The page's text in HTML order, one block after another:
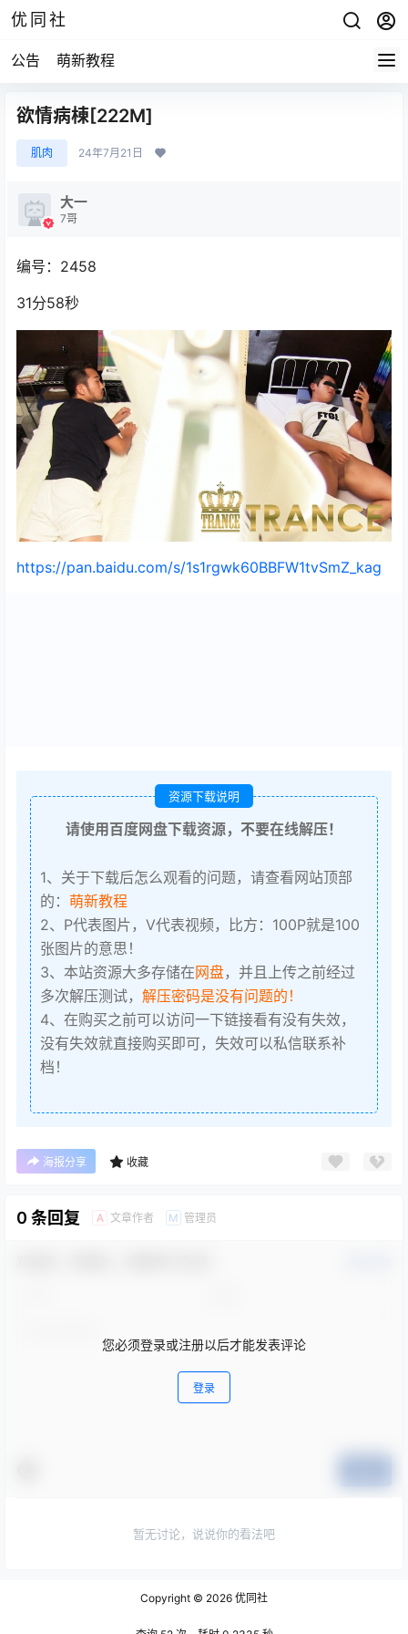
优同社
公告 萌新教程
欲情病棟[222M]
肌肉 24年7月21日
大一
7哥
编号：2458
31分58秒
https://pan.baidu.com/s/1s1rgwk60BBFW1tvSmZ_kag
资源下载说明
请使用百度网盘下载资源，不要在线解压！
1、关于下载后怎么观看的问题，请查看网站顶部
的： 萌新教程
2、P代表图片，V代表视频，比方：100P就是100
张图片的意思！
3、本站资源大多存储在网盘，并且上传之前经过
多次解压测试， 解压密码是没有问题的！
4、在购买之前可以访问一下链接看有没有失效，
没有失效就直接购买即可，失效可以私信联系补
档！
海报分享 收藏
0 条回复 A 文章作者 M 管理员
您必须登录或注册以后才能发表评论
登录
暂无讨论，说说你的看法吧
Copyright © 2026 优同社